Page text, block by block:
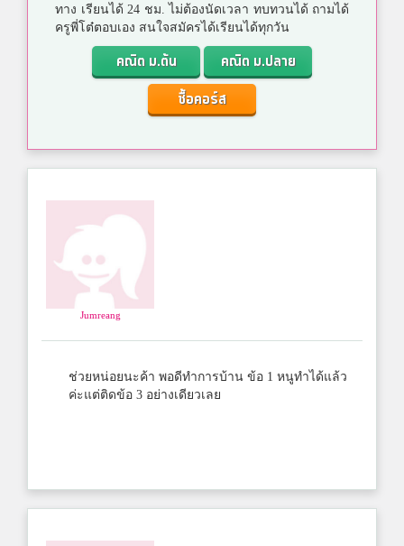
ทาง เรียนได้ 24 ชม. ไม่ต้องนัดเวลา ทบทวนได้ ถามได้
ครูพี่โต๋ตอบเอง สนใจสมัครได้เรียนได้ทุกวัน
คณิต ม.ต้น
คณิต ม.ปลาย
ซื้อคอร์ส
Jumreang
ช่วยหน่อยนะค้า พอดีทำการบ้าน ข้อ 1 หนูทำได้แล้ว
ค่ะแต่ติดข้อ 3 อย่างเดียวเลย